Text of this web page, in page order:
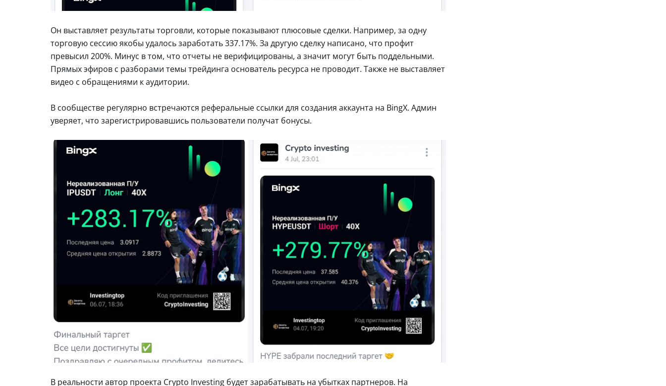
Он выставляет результаты торговли, которые показывают плюсовые сделки. Например, за одну
торговую сессию якобы удалось заработать 337.17%. За другую сделку написано, что профит
превысил 200%. Минус в том, что отчеты не верифицированы, а значит могут быть поддельными.
Прямых эфиров с разборами темы трейдинга основатель ресурса не проводит. Также не выставляет
видео с обращениями к аудитории.
В сообществе регулярно встречаются реферальные ссылки для создания аккаунта на BingX. Админ
уверяет, что зарегистрировавшись пользователи получат бонусы.
В реальности автор проекта Crypto Investing будет зарабатывать на убытках партнеров. На